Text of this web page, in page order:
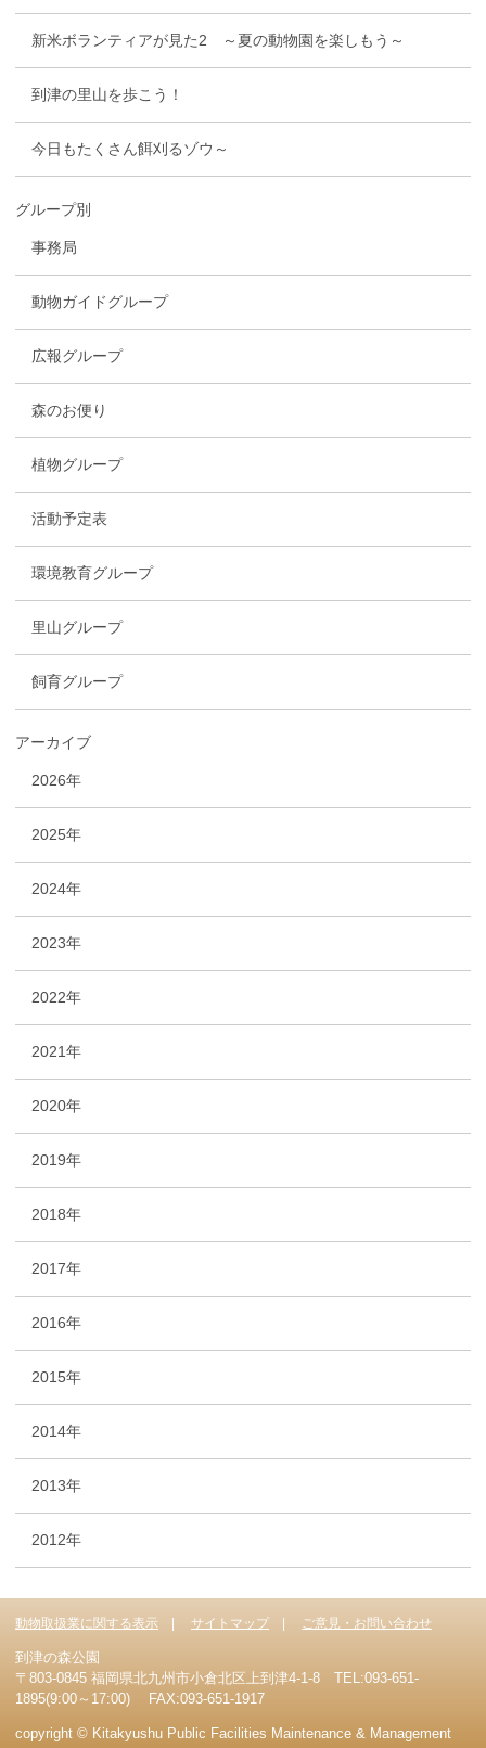
新米ボランティアが見た2 ～夏の動物園を楽しもう～
到津の里山を歩こう！
今日もたくさん餌刈るゾウ～
グループ別
事務局
動物ガイドグループ
広報グループ
森のお便り
植物グループ
活動予定表
環境教育グループ
里山グループ
飼育グループ
アーカイブ
2026年
2025年
2024年
2023年
2022年
2021年
2020年
2019年
2018年
2017年
2016年
2015年
2014年
2013年
2012年
動物取扱業に関する表示 サイトマップ ご意見・お問い合わせ
到津の森公園
〒803-0845 福岡県北九州市小倉北区上到津4-1-8 TEL:093-651-
1895(9:00～17:00) FAX:093-651-1917
copyright © Kitakyushu Public Facilities Maintenance & Management